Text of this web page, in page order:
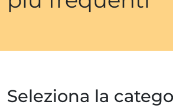
Seleziona la